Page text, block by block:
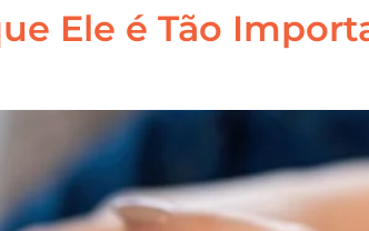
Ele é Tão